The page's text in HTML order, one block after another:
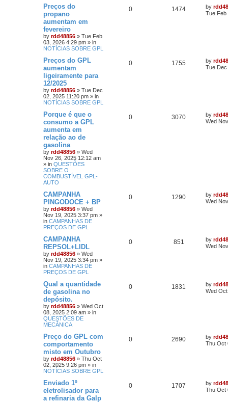
Preços do
propano
aumentam em
fevereiro
by rdd48856 » Tue Feb
03, 2026 4:29 pm » in
NOTÍCIAS SOBRE GPL
0 1474 by
Tue Feb
Preços do GPL
aumentam
ligeiramente para
12/2025
by rdd48856 » Tue Dec
02, 2025 11:20 pm » in
NOTÍCIAS SOBRE GPL
0 1755 by
Tue Dec
Porque é que o
consumo a GPL
aumenta em
relação ao de
gasolina
by rdd48856 » Wed
Nov 26, 2025 12:12 am
» in QUESTÕES
SOBRE O
COMBUSTÍVEL GPL-
AUTO
0 3070 by
Wed
CAMPANHA
PINGODOCE + BP
by rdd48856 » Wed
Nov 19, 2025 3:37 pm »
in CAMPANHAS DE
PREÇOS DE GPL
0 1290 by
Wed
CAMPANHA
REPSOL+LIDL
by rdd48856 » Wed
Nov 19, 2025 3:34 pm »
in CAMPANHAS DE
PREÇOS DE GPL
0 851 by
Wed
Qual a quantidade
de gasolina no
depósito.
by rdd48856 » Wed Oct
08, 2025 2:09 am » in
QUESTÕES DE
MECÂNICA
0 1831 by
Wed
Preço do GPL com
comportamento
misto em Outubro
by rdd48856 » Thu Oct
02, 2025 9:26 pm » in
NOTÍCIAS SOBRE GPL
0 2690 by
Thu Oct
Enviado 1º
eletrolisador para
a refinaria da Galp
0 1707 by
Thu Oct